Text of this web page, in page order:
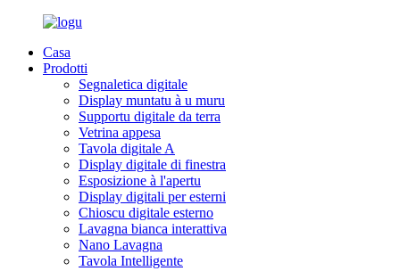
Casa
Prodotti
Segnaletica digitale
Display muntatu à u muru
Supportu digitale da terra
Vetrina appesa
Tavola digitale A
Display digitale di finestra
Esposizione à l'apertu
Display digitali per esterni
Chioscu digitale esterno
Lavagna bianca interattiva
Nano Lavagna
Tavola Intelligente